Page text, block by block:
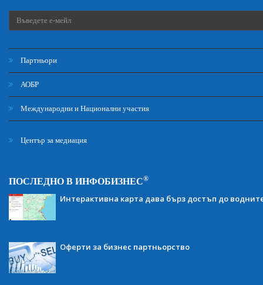
Партньори
АОБР
Международни и Национални участия
Център за медиация
ПОСЛЕДНО В ИНФОБИЗНЕС®
Интерактивна карта дава бърз достъп до
Оферти за бизнес партньорство